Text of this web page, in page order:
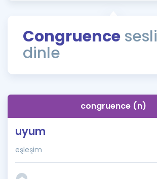
ÖSYM Sınav Takvimi
Kampanyalar
İngilizce Gramer
Congruence sesli
dinle
congruence (n)
uyum
eşleşim